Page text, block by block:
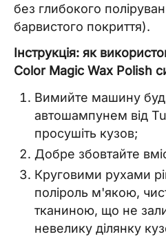
без глибокого
барвистого покриття).
Інструкція: як
Color Magic Wax Polish
Вимийте машину
автошампунем від
просушіть кузов;
Добре збовтайте
Круговими рухами
поліроль м'якою,
тканиною, що не
невелику ділянку